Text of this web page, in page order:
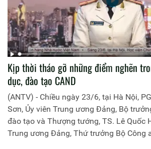
Kịp thời tháo gỡ những điểm nghẽn
dục, đào tạo CAND
(ANTV) - Chiều ngày 23/6, tại Hà Nội,
Sơn, Ủy viên Trung ương Đảng, Bộ
đào tạo và Thượng tướng, TS. Lê Quốc
Trung ương Đảng, Thứ trưởng Bộ Công